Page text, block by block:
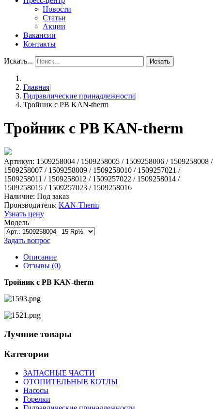
Новости
Статьи
Акции
Вакансии
Контакты
Искать... Искать
Главная|
Гидравлические принадлежности|
Тройник с РВ KAN-therm
Тройник с РВ KAN-therm
Артикул: 1509258004 / 1509258005 / 1509258006 / 1509258008 /
1509258007 / 1509258009 / 1509258010 / 1509257021 /
1509258011 / 1509258012 / 1509257022 / 1509258014 /
1509258015 / 1509257023 / 1509258016
Наличие: Под заказ
Производитель: KAN-Therm
Узнать цену
Модель
Задать вопрос
Описание
Отзывы (0)
Тройник с РВ KAN-therm
Лучшие товары
Категории
ЗАПАСНЫЕ ЧАСТИ
ОТОПИТЕЛЬНЫЕ КОТЛЫ
Насосы
Горелки